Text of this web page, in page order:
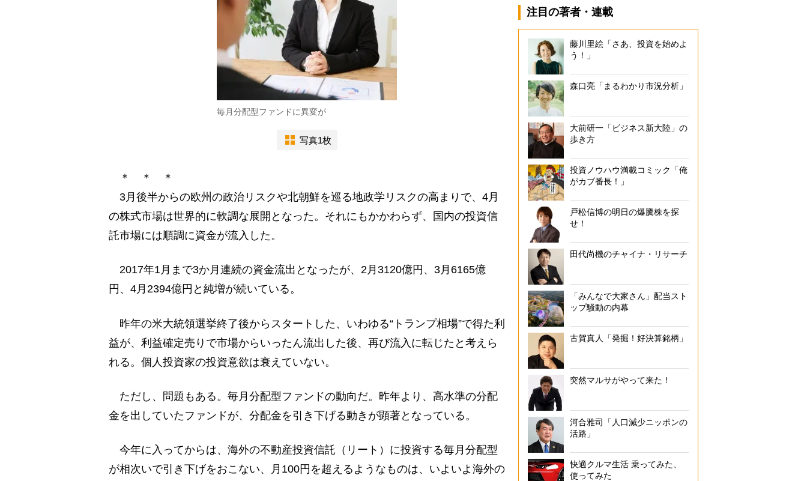
毎月分配型ファンドに異変が
写真1枚
＊ ＊ ＊
3月後半からの欧州の政治リスクや北朝鮮を巡る地政学リスクの高まりで、4月
の株式市場は世界的に軟調な展開となった。それにもかかわらず、国内の投資信
託市場には順調に資金が流入した。
2017年1月まで3か月連続の資金流出となったが、2月3120億円、3月6165億
円、4月2394億円と純増が続いている。
昨年の米大統領選挙終了後からスタートした、いわゆる“トランプ相場”で得た利
益が、利益確定売りで市場からいったん流出した後、再び流入に転じたと考えら
れる。個人投資家の投資意欲は衰えていない。
ただし、問題もある。毎月分配型ファンドの動向だ。昨年より、高水準の分配
金を出していたファンドが、分配金を引き下げる動きが顕著となっている。
今年に入ってからは、海外の不動産投資信託（リート）に投資する毎月分配型
が相次いで引き下げをおこない、月100円を超えるようなものは、いよいよ海外の
注目の著者・連載
藤川里絵「さあ、投資を始めよ
う！」
森口亮「まるわかり市況分析」
大前研一「ビジネス新大陸」の
歩き方
投資ノウハウ満載コミック「俺
がカブ番長！」
戸松信博の明日の爆騰株を探
せ！
田代尚機のチャイナ・リサーチ
「みんなで大家さん」配当スト
ップ騒動の内幕
古賀真人「発掘！好決算銘柄」
突然マルサがやって来た！
河合雅司「人口減少ニッポンの
活路」
快適クルマ生活 乗ってみた、
使ってみた